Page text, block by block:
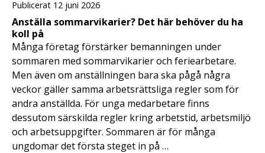
Publicerat 12 juni 2026
Anställa sommarvikarier? Det här behöver du ha
koll på
Många företag förstärker bemanningen under
sommaren med sommarvikarier och feriearbetare.
Men även om anställningen bara ska pågå några
veckor gäller samma arbetsrättsliga regler som för
andra anställda. För unga medarbetare finns
dessutom särskilda regler kring arbetstid, arbetsmiljö
och arbetsuppgifter. Sommaren är för många
ungdomar det första steget in på …